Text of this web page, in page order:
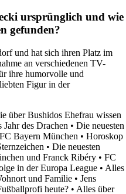
ursprünglich und wie
gefunden?
und hat sich ihren Platz im
an verschiedenen TV-
ihre humorvolle und
Figur in der
über Bushidos Ehefrau wissen
Jahr des Drachen • Die neuesten
Bayern München • Horoskop
• Die neuesten
und Franck Ribéry • FC
in der Europa League • Alles
und Familie • Jens
heute? • Alles über